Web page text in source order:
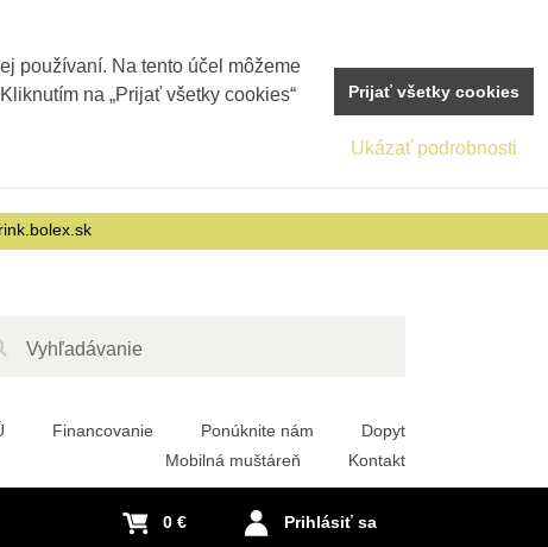
Financovanie Ponúknite nám
Dopyt
Mobilná muštáreň
Kontakt
Prihlásiť sa
0 €
používaní. Na tento účel môžeme
na „Prijať všetky cookies“
Ukázať podrobnosti
Prijať všetky cookies